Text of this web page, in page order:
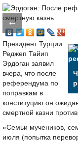
←
Президент Турции
Реджеп Тайип
Эрдоган заявил
вчера, что после
референдума по
поправкам в
конституцию он
смертной казни против
«Семьи мучеников,
июля (попытка